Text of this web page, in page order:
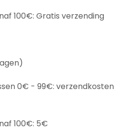
100€: Gratis verzending
0€ - 99€: verzendkosten
100€: 5€